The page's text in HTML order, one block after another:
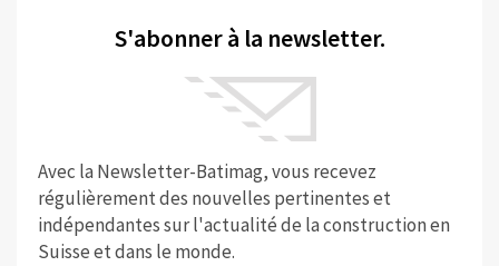
S'abonner à la newsletter.
Avec la Newsletter-Batimag, vous recevez
régulièrement des nouvelles pertinentes et
indépendantes sur l'actualité de la construction en
Suisse et dans le monde.